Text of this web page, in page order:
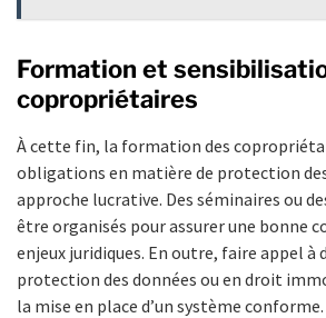
Formation et
copropriétaires
À cette fin, la formation des
obligations en matière de protection
approche lucrative. Des séminaires ou
être organisés pour assurer une bonne
enjeux juridiques. En outre, faire appel à
protection des données ou en droit
la mise en place d’un système conforme.